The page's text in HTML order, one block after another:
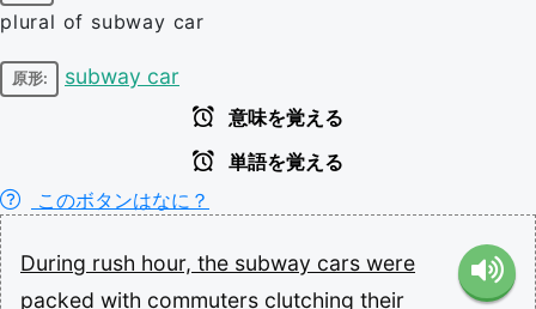
plural of subway car
原形: subway car
意味を覚える
単語を覚える
このボタンはなに？
During rush hour, the subway cars were
packed with commuters clutching their